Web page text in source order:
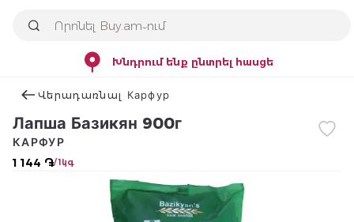
Խնդրում ենք ընտրել հասցե
Վերադառնալ Карфур
Лапша Базикян 900г
1 144 ֏/ 1կգ
КАРФУР